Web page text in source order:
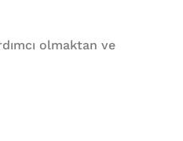
olmaktan ve